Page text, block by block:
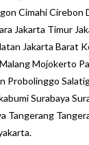
Cimahi Cirebon
Jakarta Timur
Jakarta Barat
Mojokerto
Probolinggo
Surabaya
Tangerang